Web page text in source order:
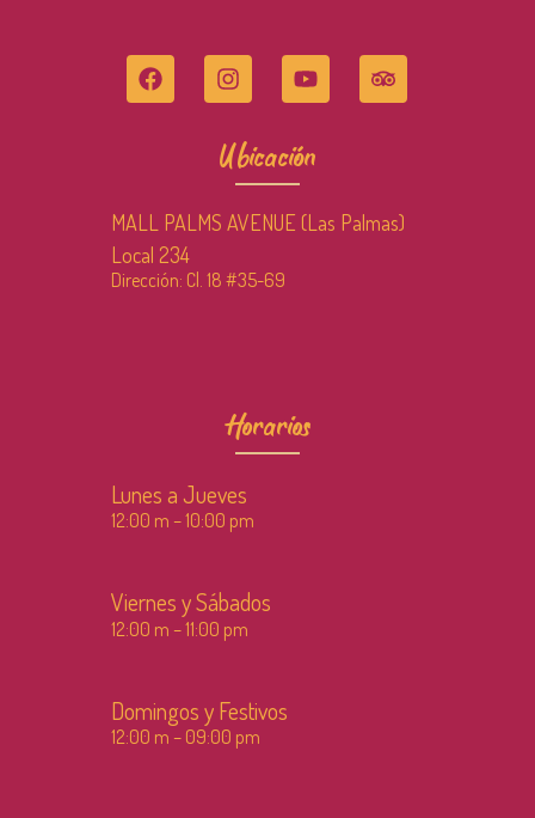
Ubicación
MALL PALMS AVENUE (Las Palmas)
Local 234
Dirección: Cl. 18 #35-69
Horarios
Lunes a Jueves
12:00 m – 10:00 pm
Viernes y Sábados
12:00 m – 11:00 pm
Domingos y Festivos
12:00 m – 09:00 pm